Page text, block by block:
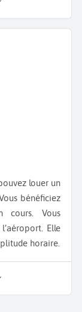
louer un
bénéficiez
cours. Vous
Elle
horaire.